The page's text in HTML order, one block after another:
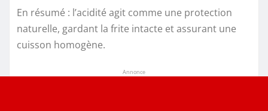
En résumé : l’acidité agit comme une protection
naturelle, gardant la frite intacte et assurant une
cuisson homogène.
Annonce